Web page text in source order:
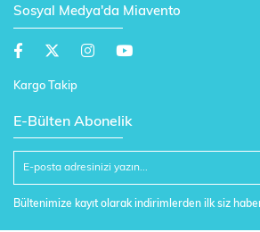
Sosyal Medya'da Miavento
Kargo Takip
E-Bülten Abonelik
Bültenimize kayıt olarak indirimlerden ilk siz